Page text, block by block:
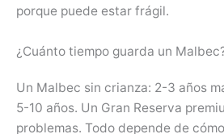
porque puede estar frágil.
¿Cuánto tiempo guarda un
Un Malbec sin crianza: 2-3 años
5-10 años. Un Gran Reserva
problemas. Todo depende de